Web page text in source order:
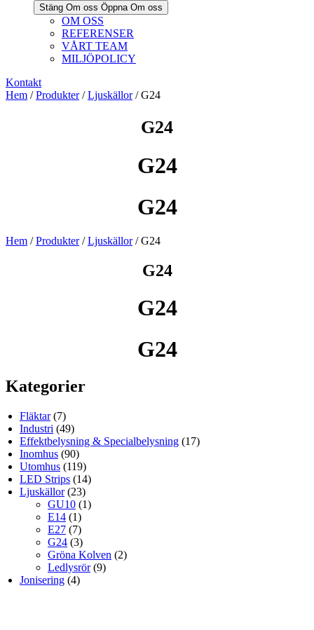
Stäng Om oss Öppna Om oss
OM OSS
REFERENSER
VÅRT TEAM
MILJÖPOLICY
Kontakt
Hem /Produkter/Ljuskällor/ G24
G24
G24
G24
Hem /Produkter/Ljuskällor/ G24
G24
G24
G24
Kategorier
Fläktar (7)
Industri (49)
Effektbelysning & Specialbelysning (17)
Inomhus (90)
Utomhus (119)
LED Strips (14)
Ljuskällor (23)
GU10 (1)
E14 (1)
E27 (7)
G24 (3)
Gröna Kolven (2)
Ledlysrör (9)
Jonisering (4)